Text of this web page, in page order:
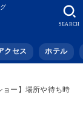
クセス ホテル
SEARCH
ョー】場所や待ち時